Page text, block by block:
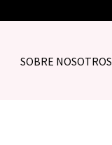
SOBRE NOSOTROS